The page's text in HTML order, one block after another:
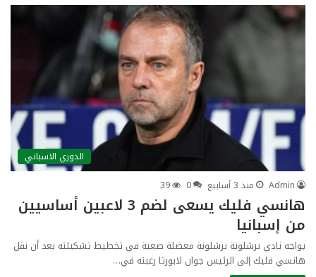
الدوري الاسباني
Admin
منذ 3 أسابيع 0
39
هانسي فليك يسعى لضم 3 لاعبين أساسيين
من إسبانيا
يواجه نادي برشلونة برشلونة معضلة صعبة في تخطيط تشكيلته بعد أن نقل
هانسي فليك إلى الرئيس جوان لابورتا رغبته في…